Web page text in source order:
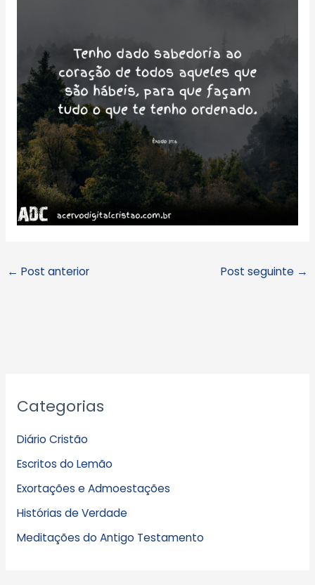
← Post anterior Post seguinte →
Categorias
Diário Cristão
Escritos do Lemão
Exortações e Admoestações
Histórias de Verdade
Meditações do Antigo Testamento
r
i
v
o
s